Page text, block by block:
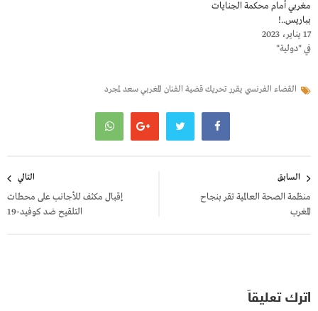
مغربي أمام محكمة الجنايات
بباريس..!
17 يناير، 2023
في "دولية"
القضاء الفرنسي يقرر تحريك قضية الفنان المغربي سعد لمجرد
المقالات
السابق
منظمة الصحة العالمية تقر بنجاح
المغرب
التالي
إقبال مكثف للأجانب على محطات
التلقيح ضد كوفيد-19
اترك تعليقاً